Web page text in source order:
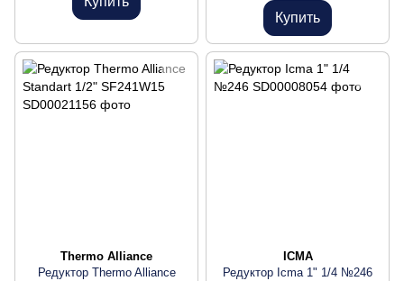
Купить
Thermo Alliance
Редуктор Thermo Alliance
ICMA
Редуктор Icma 1" 1/4 №246